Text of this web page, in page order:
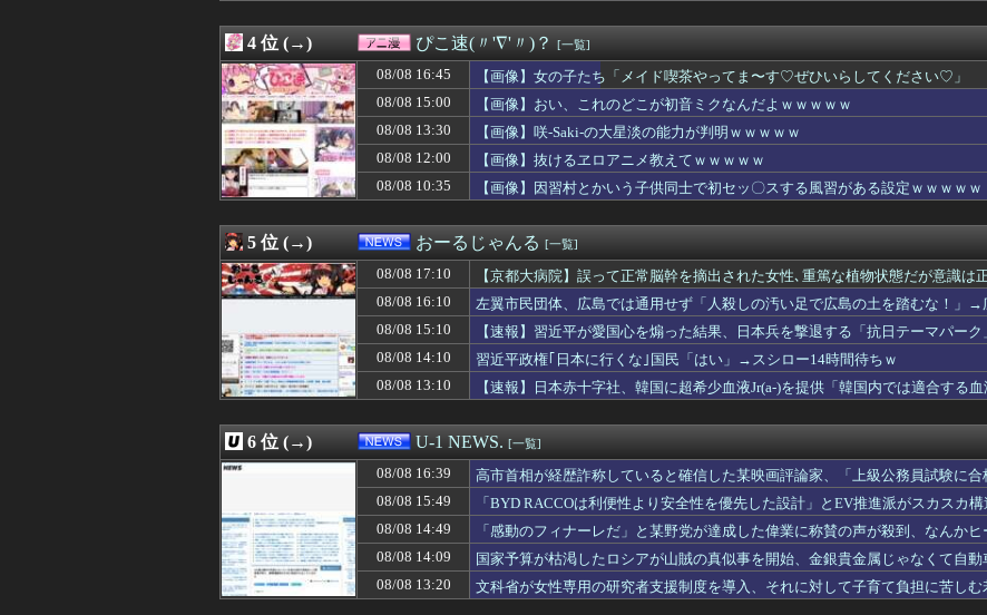
08/08 16:50
娘が某アニメのキャラにハマって推し活してる。それを控えさせた方がいいのか塾の人...
08/08 16:50
【動画】男子が「最初に目がいく子＝無意識に一番好きな子」という恋愛心理テストｗ...
08/08 16:50
【海外の反応】スクーバルが古巣タイガースへの復帰を熱望【MLB】
08/08 16:50
江口寿史が炎上を経て語る「自分の絵ごと、このジャンルはそろそろ終わりかな」
08/08 16:49
【画像】45歳女のビキニ水着姿wwwwwwwwwwwwwww
08/08 16:48
【朗報】ショートスリーパーの1日、めちゃくちゃ充実してる……これ革命やろｗ...
08/08 16:47
【画像】「魔」の略字ってなんであれだけ許されてるの？
08/08 16:47
【困惑】佐藤二朗、妻とのハグを報告「文〇砲より遥かに弱いノロケ砲をお見舞いする...
08/08 16:45
【画像】女の子たち「メイド喫茶やってま〜す♡ぜひいらしてください♡」
08/08 16:43
海外の反応：千賀滉大がメジャー自己最速161キロ計測するなど2戦連続完璧救援、...
08/08 16:41
【動画】役満ボディ・岡田紗佳(32)、渾身のあたシコダンスwwwwwww
08/08 16:41
【衝撃】マツコ、バスタオルを「まあ、1週間…」使うと告白
08/08 16:40
ドイツ、熱中症で10,000人以上死亡、ほとんどが高齢者で若者は元気・・・
【悲報】ワンダンス作者「手書きでダンスアニメ描いてみました」←アニメの当てつけ...
08/08 16:40
久保史緒里ちゃんと内村さんがネットミーム化ｗ【元乃木坂46】
08/08 16:39
義弟嫁「先生の資格あるなら子どもを教えて！」私「何度も言うけど無理です」→断っ...
08/08 16:39
”サ終” 相次ぐスマホゲーム、倒産も急増 過去最多ペースで推移 「当たれば一攫...
08/08 16:39
最近の若手社員は何故かコレを嫌がるらしい
08/08 16:38
高橋奎二、2週連続の背信投球 池山監督すっぱい顔ｗｗｗｗ
08/08 16:38
【悲報】ﾈｯﾄ民「正規ディーラーで車検を頼んだら担当整備士が「グエン」さんだっ...
08/08 16:37
5号機の時って、面白いA+ART機がたくさんあって楽しかったよなｗｗｗ
【速報】長友が現役続投へ！J1初優勝のためFC東京と再契約
08/08 16:36
友人に引っ越し先を教えずにいたら「私とこの先一生会う気ないんだ」と泣かれた。な...
08/08 16:35
【悲報】ひろゆき、妻から離婚を提示されていたｗｗｗｗ
08/08 16:35
【悲報】プロゲーマーさん、加藤純一信者を怒らせてしまった結果、好き嫌い5位にw...
08/08 16:35
【悲報】高校生、残酷な「社会の縮図」を文化祭の出し物で学んでしまう⇒(動画あ...
08/08 16:35
私の地元は治安が悪く、弱いものいじめや犯罪を楽しみながら行うことが陽キャの条件...
4 位 (→) ぴこ速(〃'∇'〃)？ [一覧]
08/08 16:45
【画像】女の子たち「メイド喫茶やってま〜す♡ぜひいらしてください♡」
08/08 15:00
【画像】おい、これのどこが初音ミクなんだよｗｗｗｗｗ
08/08 13:30
【画像】咲-Saki-の大星淡の能力が判明ｗｗｗｗｗ
08/08 12:00
【画像】抜けるヱロアニメ教えてｗｗｗｗｗ
08/08 10:35
【画像】因習村とかいう子供同士で初セッ〇スする風習がある設定ｗｗｗｗｗ
5 位 (→) おーるじゃんる [一覧]
08/08 17:10
【京都大病院】誤って正常脳幹を摘出された女性､重篤な植物状態だが意識は
08/08 16:10
左翼市民団体、広島では通用せず「人殺しの汚い足で広島の土を踏むな！」
シらが広島県民じゃ」
08/08 15:10
【速報】習近平が愛国心を煽った結果、日本兵を撃退する「抗日テーマパー
撃！
08/08 14:10
習近平政権｢日本に行くな｣国民「はい」→スシロー14時間待ちｗ
08/08 13:10
【速報】日本赤十字社、韓国に超希少血液Jr(a-)を提供「韓国内では適合する
6 位 (→) U-1 NEWS. [一覧]
08/08 16:39
高市首相が経歴詐称していると確信した某映画評論家、「上級公務員試験に
受けまくり……
08/08 15:49
「BYD RACCOは利便性より安全性を優先した設計」とEV推進派がスカスカ
08/08 14:49
「感動のフィナーレだ」と某野党が達成した偉業に称賛の声が殺到、なんか
に……
08/08 14:09
国家予算が枯渇したロシアが山賊の真似事を開始、金銀貴金属じゃなくて自
る……
08/08 13:20 文科省が女性専用の研究者支援制度を導入、それに対して子育て負担に苦し